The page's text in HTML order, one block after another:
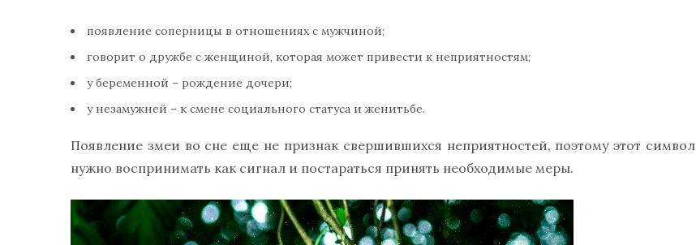
появление соперницы в отношениях с мужчиной;
говорит о дружбе с женщиной, которая может привести к неприятностям;
у беременной – рождение дочери;
у незамужней – к смене социального статуса и женитьбе.
Появление змеи во сне еще не признак свершившихся неприятностей, поэтому этот символ
нужно воспринимать как сигнал и постараться принять необходимые меры.